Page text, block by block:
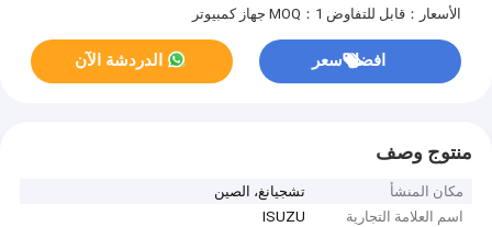
الأسعار：قابل للتفاوض MOQ：1 جهاز كمبيوتر
افضل سعر الدردشة الآن
منتوج وصف
مكان المنشأ
تشجيانغ، الصين
اسم العلامة التجارية
ISUZU